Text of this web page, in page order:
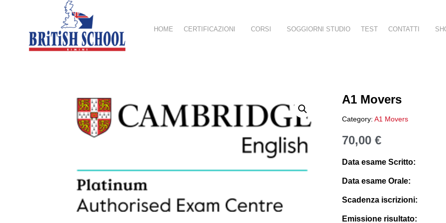
HOME CERTIFICAZIONI CORSI SOGGIORNI STUDIO TEST CONTATTI
A1 Movers
Category: A1 Movers
70,00 €
Data esame Scritto:
Data esame Orale:
Scadenza iscrizioni:
Emissione risultato: